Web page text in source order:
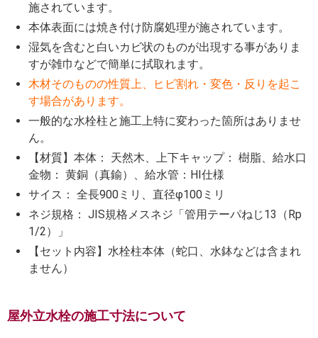
施されています。
本体表面には焼き付け防腐処理が施されています。
湿気を含むと白いカビ状のものが出現する事がありま
すが雑巾などで簡単に拭取れます。
木材そのものの性質上、ヒビ割れ・変色・反りを起こ
す場合があります。
一般的な水栓柱と施工上特に変わった箇所はありませ
ん。
【材質】本体： 天然木、上下キャップ： 樹脂、給水口
金物： 黄銅（真鍮）、給水管：HI仕様
サイス： 全長900ミリ、直径φ100ミリ
ネジ規格： JIS規格メスネジ「管用テーパねじ13（Rp
1/2）」
【セット内容】水栓柱本体（蛇口、水鉢などは含まれ
ません）
屋外立水栓の施工寸法について